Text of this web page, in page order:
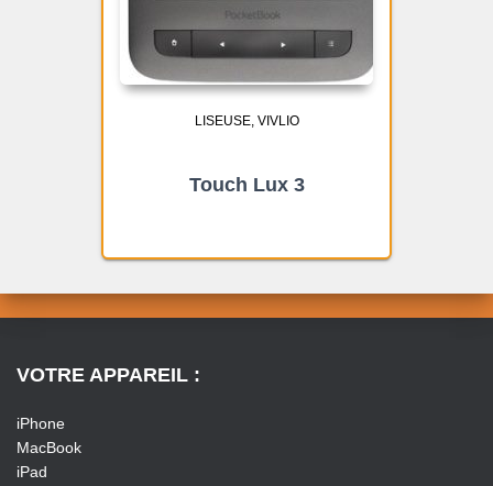
LISEUSE VIVLIO
Touch Lux 3
VOTRE APPAREIL :
iPhone
MacBook
iPad